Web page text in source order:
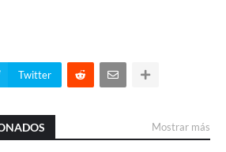
Twitter
Mostrar más